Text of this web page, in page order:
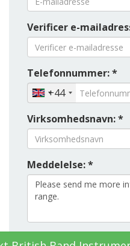
Verificer e-
Telefonnummer: *
+44
Virksomhedsnavn: *
Meddelelse: *